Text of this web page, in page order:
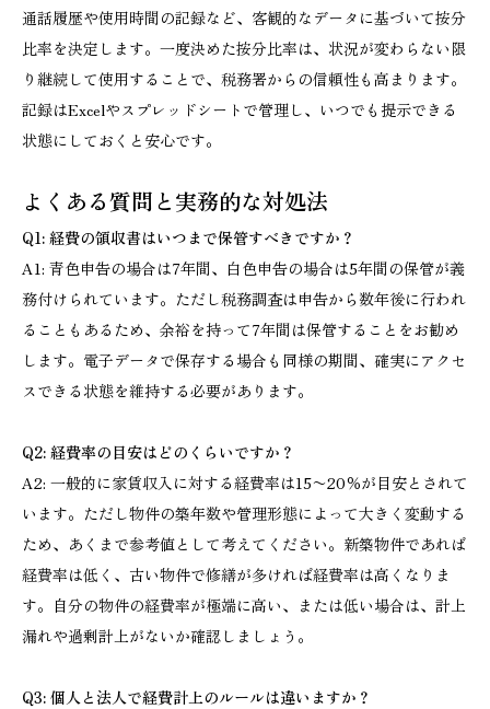
通話履歴や使用時間の記録など、客観的なデータに基づいて按分
比率を決定します。一度決めた按分比率は、状況が変わらない限
り継続して使用することで、税務署からの信頼性も高まります。
記録はExcelやスプレッドシートで管理し、いつでも提示できる
状態にしておくと安心です。
よくある質問と実務的な対処法
Q1: 経費の領収書はいつまで保管すべきですか？
A1: 青色申告の場合は7年間、白色申告の場合は5年間の保管が義
務付けられています。ただし税務調査は申告から数年後に行われ
ることもあるため、余裕を持って7年間は保管することをお勧め
します。電子データで保存する場合も同様の期間、確実にアクセ
スできる状態を維持する必要があります。
Q2: 経費率の目安はどのくらいですか？
A2: 一般的に家賃収入に対する経費率は15〜20％が目安とされて
います。ただし物件の築年数や管理形態によって大きく変動する
ため、あくまで参考値として考えてください。新築物件であれば
経費率は低く、古い物件で修繕が多ければ経費率は高くなりま
す。自分の物件の経費率が極端に高い、または低い場合は、計上
漏れや過剰計上がないか確認しましょう。
Q3: 個人と法人で経費計上のルールは違いますか？